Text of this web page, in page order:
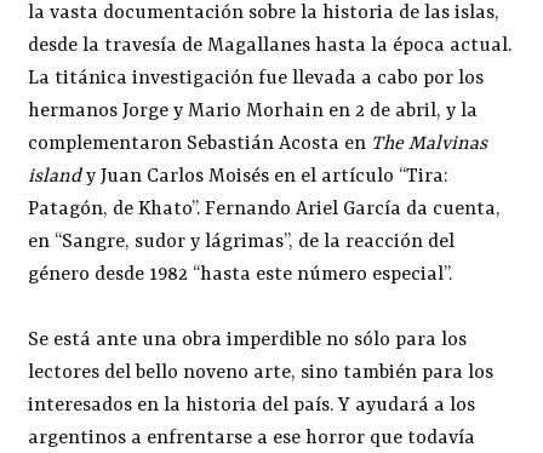
la vasta documentación sobre la historia de las islas,
desde la travesía de Magallanes hasta la época actual.
La titánica investigación fue llevada a cabo por los
hermanos Jorge y Mario Morhain en 2 de abril, y la
complementaron Sebastián Acosta en The Malvinas
islandy Juan Carlos Moisés en el artículo “Tira:
Patagón, de Khato”. Fernando Ariel García da cuenta,
en “Sangre, sudor y lágrimas”, de la reacción del
género desde 1982 “hasta este número especial”.
Se está ante una obra imperdible no sólo para los
lectores del bello noveno arte, sino también para los
interesados en la historia del país. Y ayudará a los
argentinos a enfrentarse a ese horror que todavía